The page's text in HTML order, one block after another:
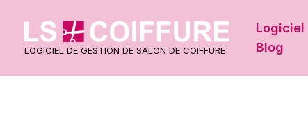
contenuLOGICIEL DE GESTION DE SALON DE COIFFURE
Logiciel
Blog